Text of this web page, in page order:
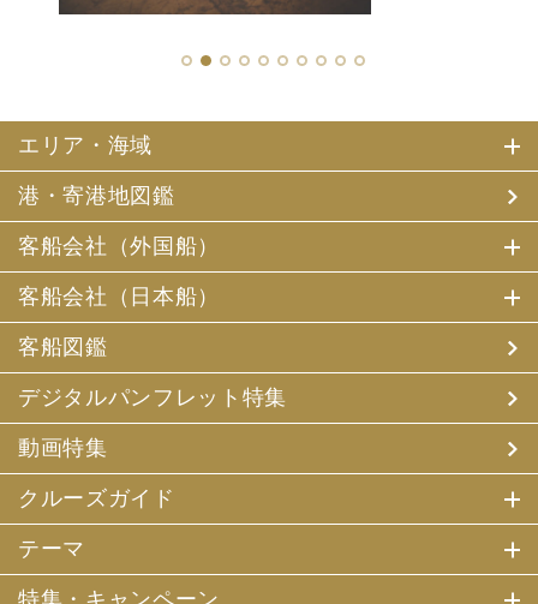
1 2 3 4 5 6 7 8 9 10
エリア・海域
港・寄港地図鑑
客船会社（外国船）
客船会社（日本船）
客船図鑑
デジタルパンフレット特集
動画特集
クルーズガイド
テーマ